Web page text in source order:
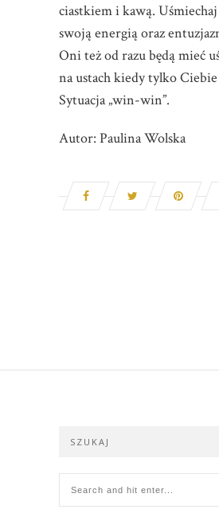
ciastkiem i kawą. Uśmiechaj
swoją energią oraz
Oni też od razu będą mieć
na ustach kiedy tylko Ciebie
Sytuacja „win-win”.
Autor: Paulina Wolska
SZUKAJ